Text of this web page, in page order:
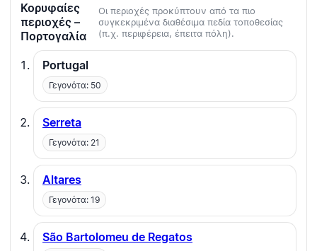
Κορυφαίες
περιοχές –
Πορτογαλία
Οι περιοχές προκύπτουν από τα πιο
συγκεκριμένα διαθέσιμα πεδία τοποθεσίας
(π.χ. περιφέρεια, έπειτα πόλη).
Portugal
Γεγονότα: 50
Serreta
Γεγονότα: 21
Altares
Γεγονότα: 19
São Bartolomeu de Regatos